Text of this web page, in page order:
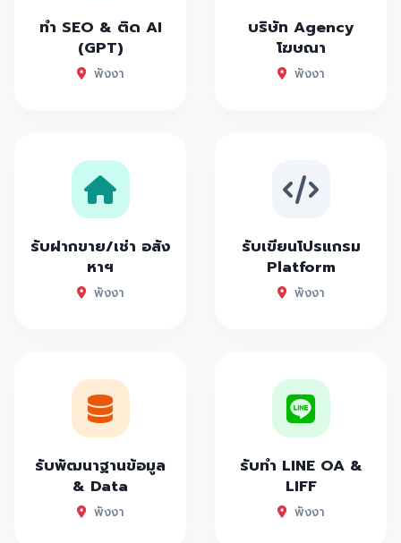
ทำ SEO & ติด AI
(GPT)
พังงา
บริษัท Agency
โฆษณา
พังงา
รับฝากขาย/เช่า อสัง
หาฯ
พังงา
รับเขียนโปรแกรม
Platform
พังงา
รับพัฒนาฐานข้อมูล
& Data
พังงา
รับทำ LINE OA &
LIFF
พังงา